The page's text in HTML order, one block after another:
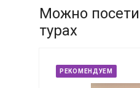
Можно
турах
РЕКОМЕНДУЕМ